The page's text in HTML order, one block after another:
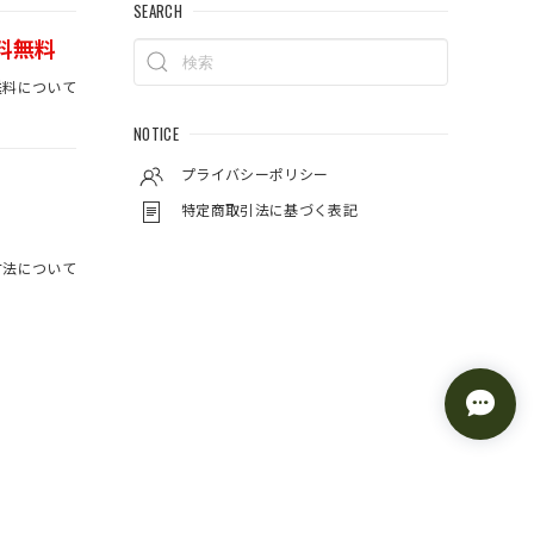
無料
について
について
SEARCH
NOTICE
プライバシーポリシー
特定商取引法に基づく表記